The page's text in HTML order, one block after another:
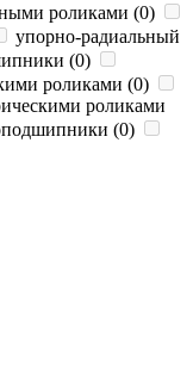
роликами (0)
упорно-радиальный
(0)
роликами (0)
роликами
(0)